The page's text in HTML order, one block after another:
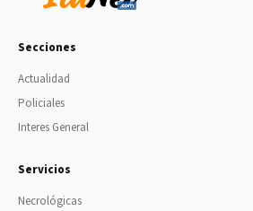
Secciones
Actualidad
Policiales
Interes General
Servicios
Necrológicas